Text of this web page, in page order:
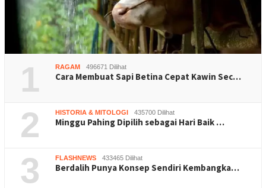
1 RAGAM 496671 Dilihat
Cara Membuat Sapi Betina Cepat Kawin Sec…
2 HISTORIA & MITOLOGI 435700 Dilihat
Minggu Pahing Dipilih sebagai Hari Baik …
3 FLASHNEWS 433465 Dilihat
Berdalih Punya Konsep Sendiri Kembangka…